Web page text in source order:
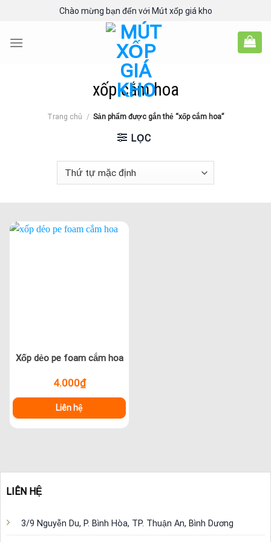
content
Chào mừng bạn đến với Mút xốp giá kho
xốp cắm hoa
Trang chủ / Sản phẩm được gắn thẻ “xốp cắm hoa”
LỌC
Xốp dẻo pe foam cắm hoa
4.000₫
Liên hệ
LIÊN HỆ
3/9 Nguyễn Du, P. Bình Hòa, TP. Thuận An, Bình Dương